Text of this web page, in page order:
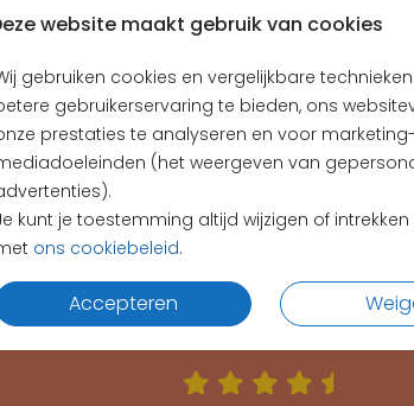
website maakt gebruik van cookies
gebruiken cookies en vergelijkbare
gebruikerservaring te bieden, ons
prestaties te analyseren en voor
(het weergeven van
kunt je toestemming altijd wijzigen of
ons cookiebeleid.
Accepteren
KLANTEN BEOORDELEN ONS MET